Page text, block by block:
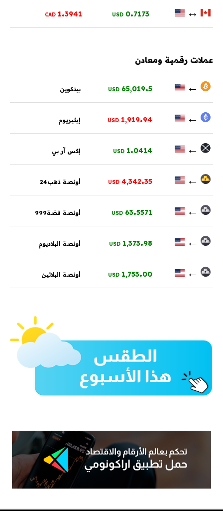
↔
0.7173
USD
1.3941
CAD
عملات رقمية ومعادن
←
65,019.5
USD بيتكوين
←
1,919.94
USD إيثيريوم
←
1.0414
USD إكس آر بي
←
4,342.35
USD أونصة ذهب24
←
63.5571
USD أونصة فضة999
←
1,373.98
USD أونصة البلاديوم
←
1,753.00
USD أونصة البلاتين